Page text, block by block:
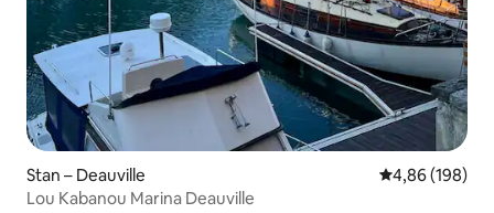
Stan – Deauville Prosječna
4,86 (198)
Lou Kabanou Marina Deauville